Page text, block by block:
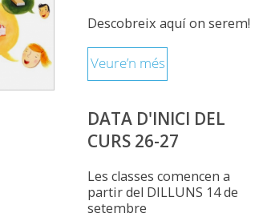
Descobreix aquí on serem!
Veure’n més
DATA D'INICI DEL
CURS 26-27
Les classes comencen a
partir del DILLUNS 14 de
setembre